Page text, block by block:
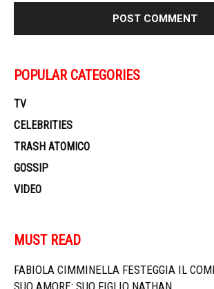
POPULAR CATEGORIES
TV
CELEBRITIES
TRASH ATOMICO
GOSSIP
VIDEO
MUST READ
FABIOLA CIMMINELLA FESTEGGIA IL
SUO AMORE: SUO FIGLIO NATHAN